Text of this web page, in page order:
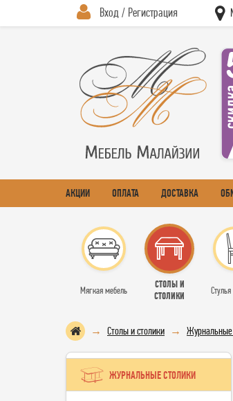
Вход / Регистрация
АКЦИИ ОПЛАТА ДОСТАВКА
Мягкая мебель
СТОЛЫ И
СТОЛИКИ
Столы и столики Журнальные
ЖУРНАЛЬНЫЕ СТОЛИКИ